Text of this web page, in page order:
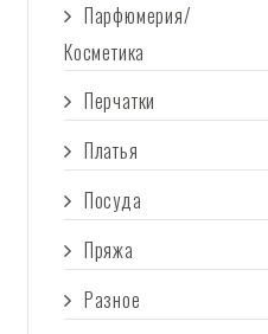
Парфюмерия/
Косметика
Перчатки
Платья
Посуда
Пряжа
Разное